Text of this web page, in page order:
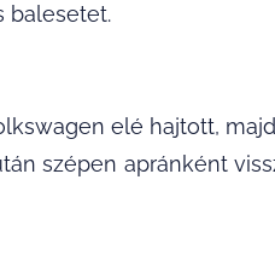
balesetet.
elé hajtott,
szépen apránként